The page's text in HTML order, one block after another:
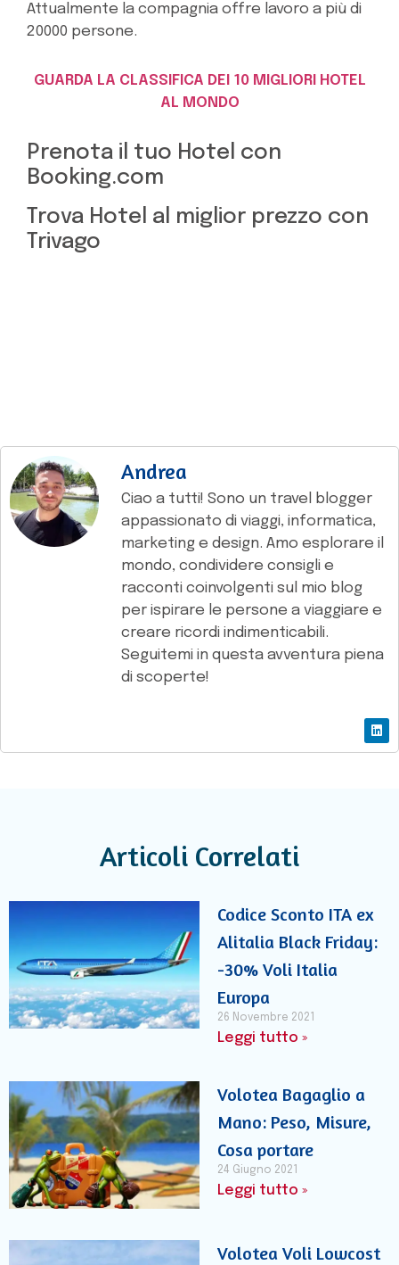
Attualmente la compagnia offre lavoro a più di
20000 persone.
GUARDA LA CLASSIFICA DEI 10 MIGLIORI HOTEL
AL MONDO
Prenota il tuo Hotel con
Booking.com
Trova Hotel al miglior prezzo con
Trivago
Andrea
Ciao a tutti! Sono un travel blogger
appassionato di viaggi, informatica,
marketing e design. Amo esplorare il
mondo, condividere consigli e
racconti coinvolgenti sul mio blog
per ispirare le persone a viaggiare e
creare ricordi indimenticabili.
Seguitemi in questa avventura piena
di scoperte!
Articoli Correlati
Codice Sconto ITA ex
Alitalia Black Friday:
-30% Voli Italia
Europa
26 Novembre 2021
Leggi tutto »
Volotea Bagaglio a
Mano: Peso, Misure,
Cosa portare
24 Giugno 2021
Leggi tutto »
Volotea Voli Lowcost